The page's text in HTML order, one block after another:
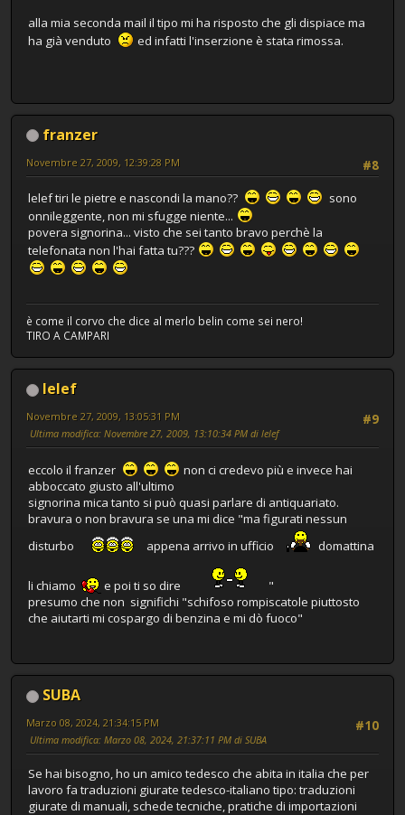
alla mia seconda mail il tipo mi ha risposto che gli dispiace ma
ha già venduto
ed infatti l'inserzione è stata rimossa.
franzer
#8
Novembre 27, 2009, 12:39:28 PM
lelef tiri le pietre e nascondi la mano??
sono
onnileggente, non mi sfugge niente...
povera signorina... visto che sei tanto bravo perchè la
telefonata non l'hai fatta tu???
è come il corvo che dice al merlo belin come sei nero!
TIRO A CAMPARI
lelef
#9
Novembre 27, 2009, 13:05:31 PM
Ultima modifica: Novembre 27, 2009, 13:10:34 PM di lelef
eccolo il franzer
non ci credevo più e invece hai
abboccato giusto all'ultimo
signorina mica tanto si può quasi parlare di antiquariato.
bravura o non bravura se una mi dice "ma figurati nessun
disturbo
appena arrivo in ufficio domattina
li chiamo e poi ti so dire
"
presumo che non significhi "schifoso rompiscatole piuttosto
che aiutarti mi cospargo di benzina e mi dò fuoco"
SUBA
#10
Marzo 08, 2024, 21:34:15 PM
Ultima modifica: Marzo 08, 2024, 21:37:11 PM di SUBA
Se hai bisogno, ho un amico tedesco che abita in italia che per
lavoro fa traduzioni giurate tedesco-italiano tipo: traduzioni
giurate di manuali, schede tecniche, pratiche di importazioni